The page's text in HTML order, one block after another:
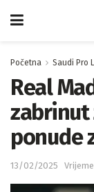
Početna Saudi Pro
Real
zabrinut
ponude
13/02/2025